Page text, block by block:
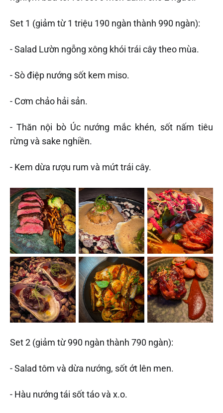
Set 1 (giảm từ 1 triệu 190 ngàn thành 990 ngàn):
- Salad Lườn ngỗng xông khói trái cây theo mùa.
- Sò điệp nướng sốt kem miso.
- Cơm chảo hải sản.
- Thăn nội bò Úc nướng mắc khén, sốt nấm tiêu
rừng và sake nghiền.
- Kem dừa rượu rum và mứt trái cây.
Set 2 (giảm từ 990 ngàn thành 790 ngàn):
- Salad tôm và dừa nướng, sốt ớt lên men.
- Hàu nướng tái sốt táo và x.o.